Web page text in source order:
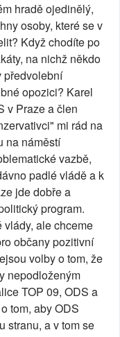
hradě ojedinělý,
osoby, které se v
Když chodíte po
na nichž někdo
předvolební
opozici? Karel
v Praze a člen
mi rád na
na náměstí
vazbě,
padlé vládě a k
jde dobře a
program.
ale chceme
občany pozitivní
volby o tom, že
nepodloženým
TOP 09, ODS a
tom, aby ODS
stranu, a v tom se